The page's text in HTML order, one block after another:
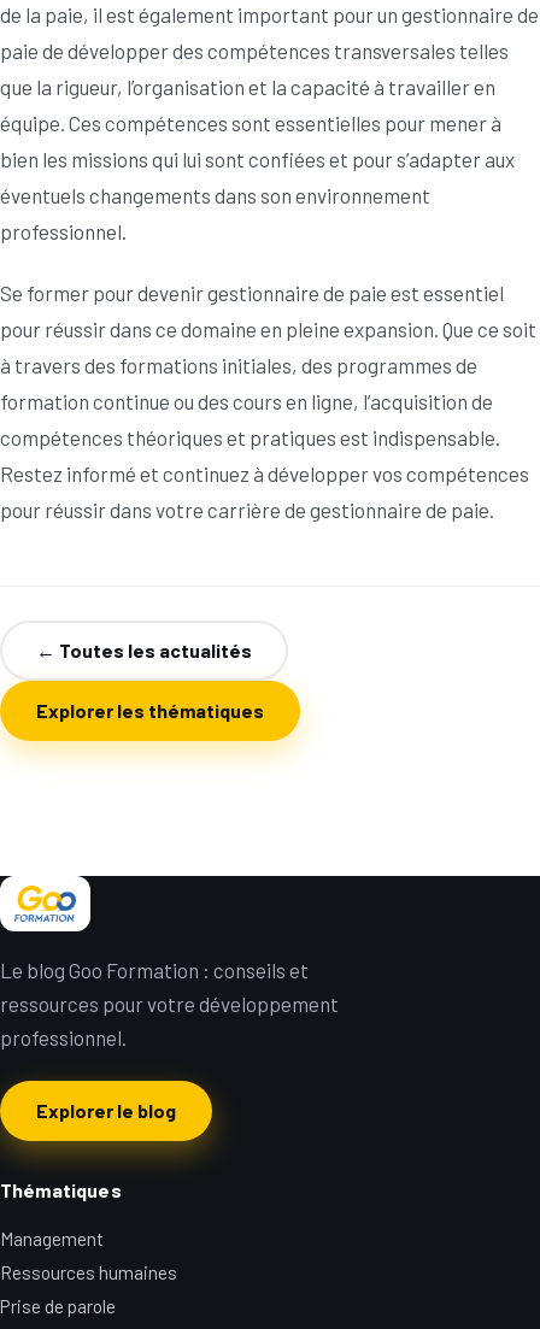
de la paie, il est également important pour un gestionnaire de
paie de développer des compétences transversales telles
que la rigueur, l’organisation et la capacité à travailler en
équipe. Ces compétences sont essentielles pour mener à
bien les missions qui lui sont confiées et pour s’adapter aux
éventuels changements dans son environnement
professionnel.
Se former pour devenir gestionnaire de paie est essentiel
pour réussir dans ce domaine en pleine expansion. Que ce soit
à travers des formations initiales, des programmes de
formation continue ou des cours en ligne, l’acquisition de
compétences théoriques et pratiques est indispensable.
Restez informé et continuez à développer vos compétences
pour réussir dans votre carrière de gestionnaire de paie.
← Toutes les actualités
Explorer les thématiques
Le blog Goo Formation : conseils et
ressources pour votre développement
professionnel.
Explorer le blog
Thématiques
Management
Ressources humaines
Prise de parole